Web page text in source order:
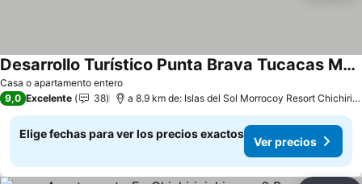
Casa o apartamento entero
Desarrollo Turístico Punta Brava Tucacas Morrocoy
9,0 Excelente 38 a 8.9 km de: Islas del Sol Morrocoy Resort Chichiriviche
Elige fechas para ver los precios exactos
Ver precios